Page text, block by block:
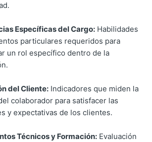
Específicas del Cargo: Habilidades
particulares requeridos para
un rol específico dentro de la
del Cliente: Indicadores que miden la
colaborador para satisfacer las
y expectativas de los clientes.
Técnicos y Formación: Evaluación